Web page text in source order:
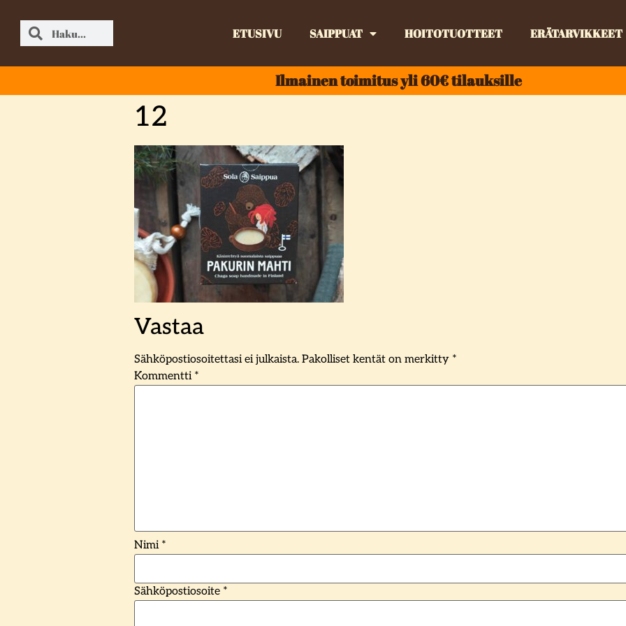
ETUSIVU SAIPPUAT HOITOTUOTTEET ERÄTARVIKKEET
Ilmainen toimitus yli 60€ tilauksille
12
Vastaa
Sähköpostiosoitettasi ei julkaista. Pakolliset kentät on merkitty *
Kommentti *
Nimi *
Sähköpostiosoite *